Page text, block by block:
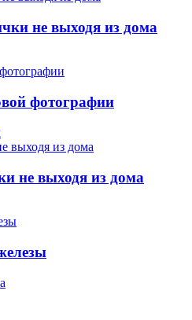
не выходя из дома
фотографии
не выходя из дома